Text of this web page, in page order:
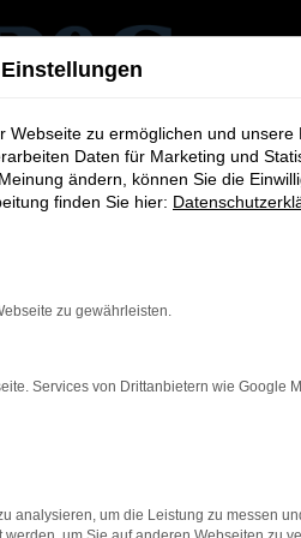
erwartet Sie eine große
eine kompetente und
Ford in Köln – von
bekommen Sie alles aus
Service und unserer
zu ermöglichen und unsere
Daten für Marketing und
ändern, können Sie die
finden Sie hier:
zu gewährleisten.
Services von Drittanbietern wie Google
analysieren, um die Leistung zu messen